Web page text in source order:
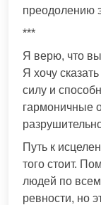
преодолению
***
Я верю, что
Я хочу
силу и
гармоничные
Путь к
того стоит.
людей по
ревности, но